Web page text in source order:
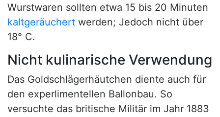
Wurstwaren sollten etwa 15 bis 20 Minuten
kaltgeräuchert werden; Jedoch nicht über
18° C.
Nicht kulinarische Verwendung
Das Goldschlägerhäutchen diente auch für
den experlimentellen Ballonbau. So
versuchte das britische Militär im Jahr 1883